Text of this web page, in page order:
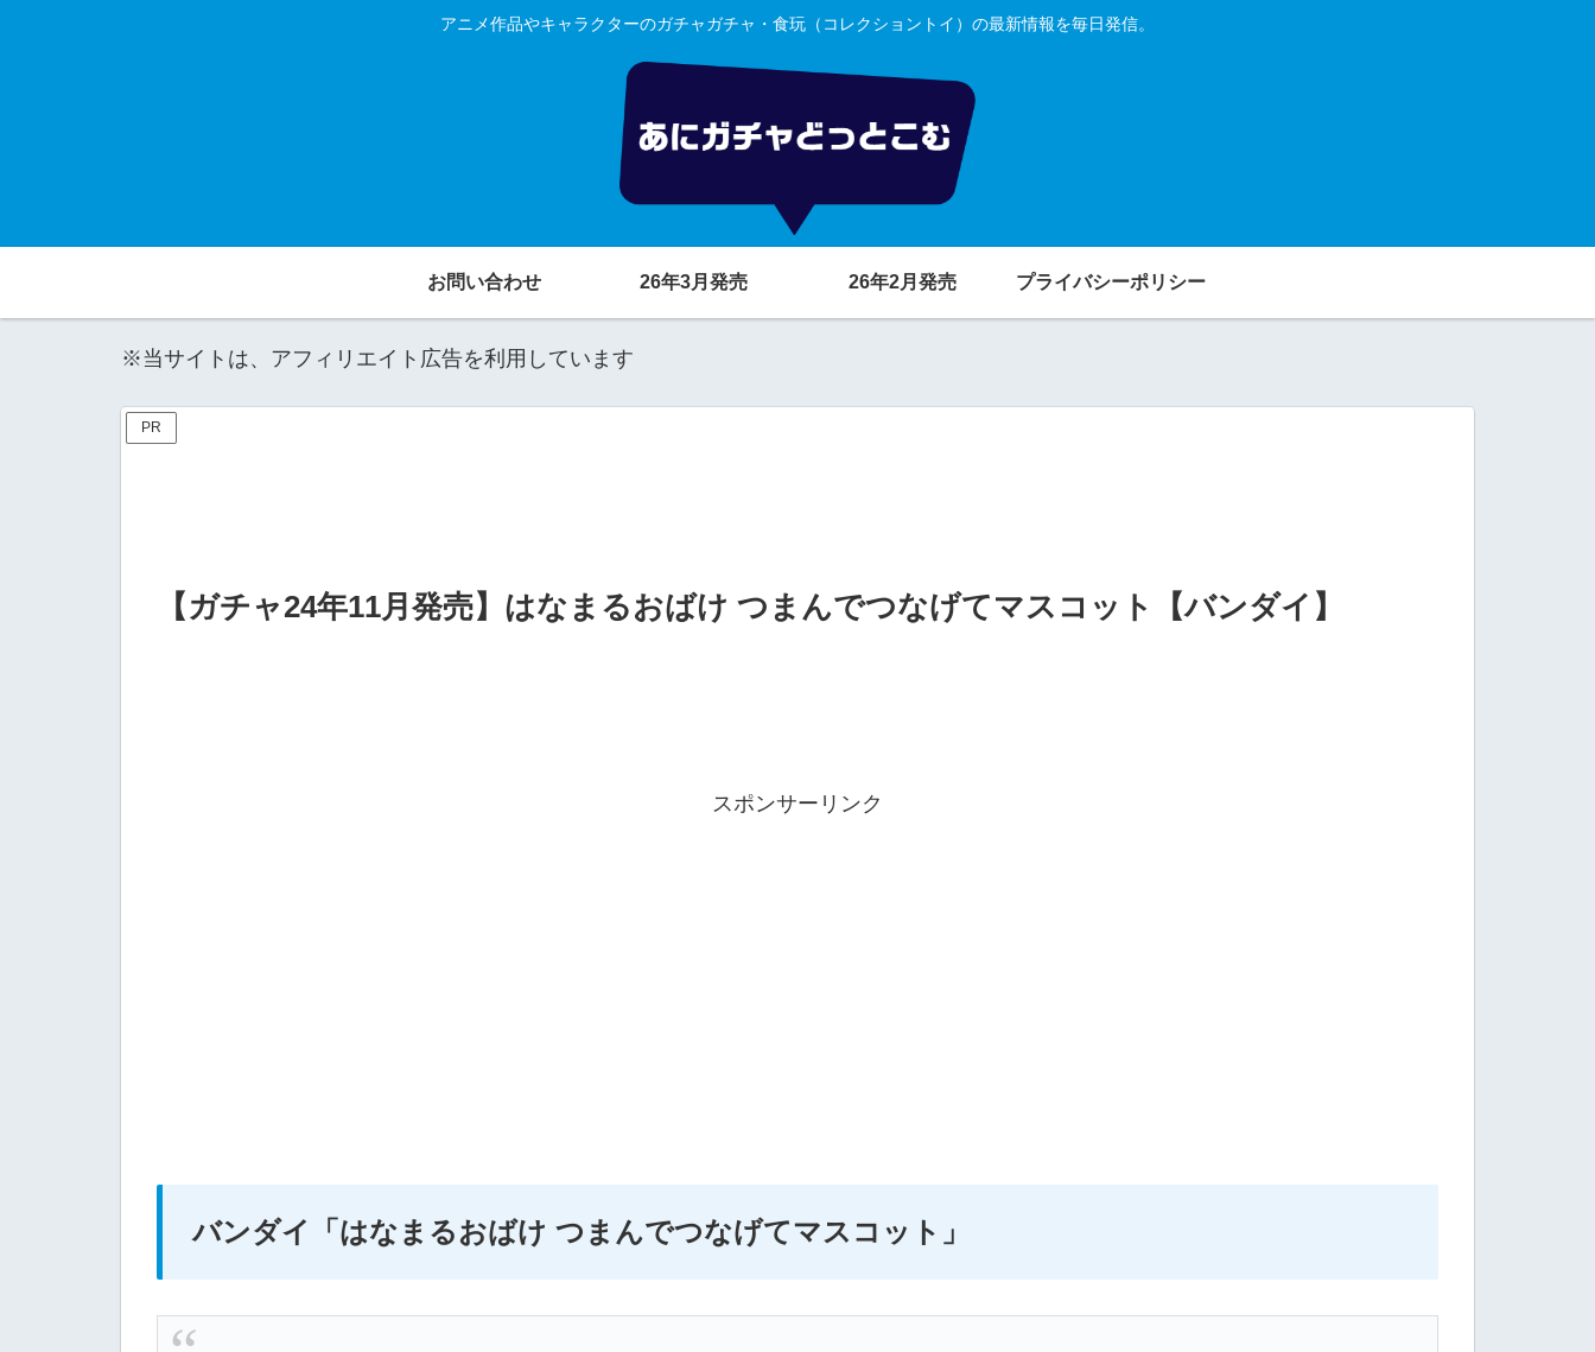
アニメ作品やキャラクターのガチャガチャ・食玩（コレクショントイ）の最新情報を毎日発信。
お問い合わせ 26年3月発売 26年2月発売 プライバシーポリシー
※当サイトは、アフィリエイト広告を利用しています
PR
【ガチャ24年11月発売】はなまるおばけ つまんでつなげてマスコット【バンダイ】
スポンサーリンク
バンダイ 「はなまるおばけ つまんでつなげてマスコット」